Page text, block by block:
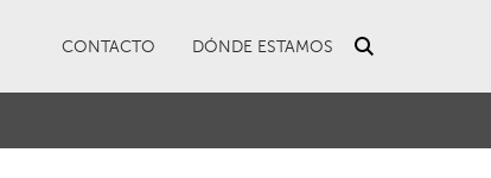
CONTACTO DÓNDE ESTAMOS